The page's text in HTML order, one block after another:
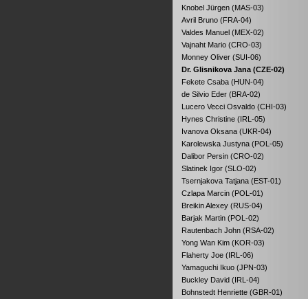
Knobel Jürgen (MAS-03)
Avril Bruno (FRA-04)
Valdes Manuel (MEX-02)
Vajnaht Mario (CRO-03)
Monney Oliver (SUI-06)
Dr. Glisnikova Jana (CZE-02)
Fekete Csaba (HUN-04)
de Silvio Eder (BRA-02)
Lucero Vecci Osvaldo (CHI-03)
Hynes Christine (IRL-05)
Ivanova Oksana (UKR-04)
Karolewska Justyna (POL-05)
Dalibor Persin (CRO-02)
Slatinek Igor (SLO-02)
Tsernjakova Tatjana (EST-01)
Czlapa Marcin (POL-01)
Breikin Alexey (RUS-04)
Barjak Martin (POL-02)
Rautenbach John (RSA-02)
Yong Wan Kim (KOR-03)
Flaherty Joe (IRL-06)
Yamaguchi Ikuo (JPN-03)
Buckley David (IRL-04)
Bohnstedt Henriette (GBR-01)